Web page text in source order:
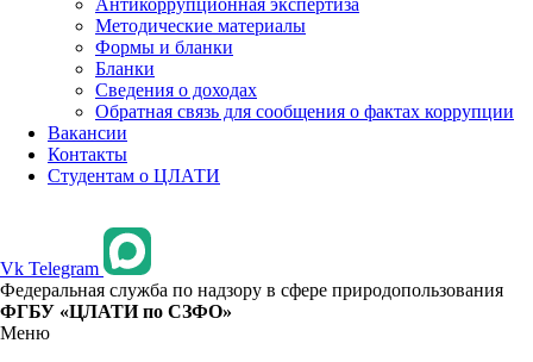
Антикоррупционная экспертиза
Методические материалы
Формы и бланки
Бланки
Сведения о доходах
Обратная связь для сообщения о фактах коррупции
Вакансии
Контакты
Студентам о ЦЛАТИ
Vk Telegram
Федеральная служба по надзору в сфере природопользования
ФГБУ «ЦЛАТИ по СЗФО»
Меню